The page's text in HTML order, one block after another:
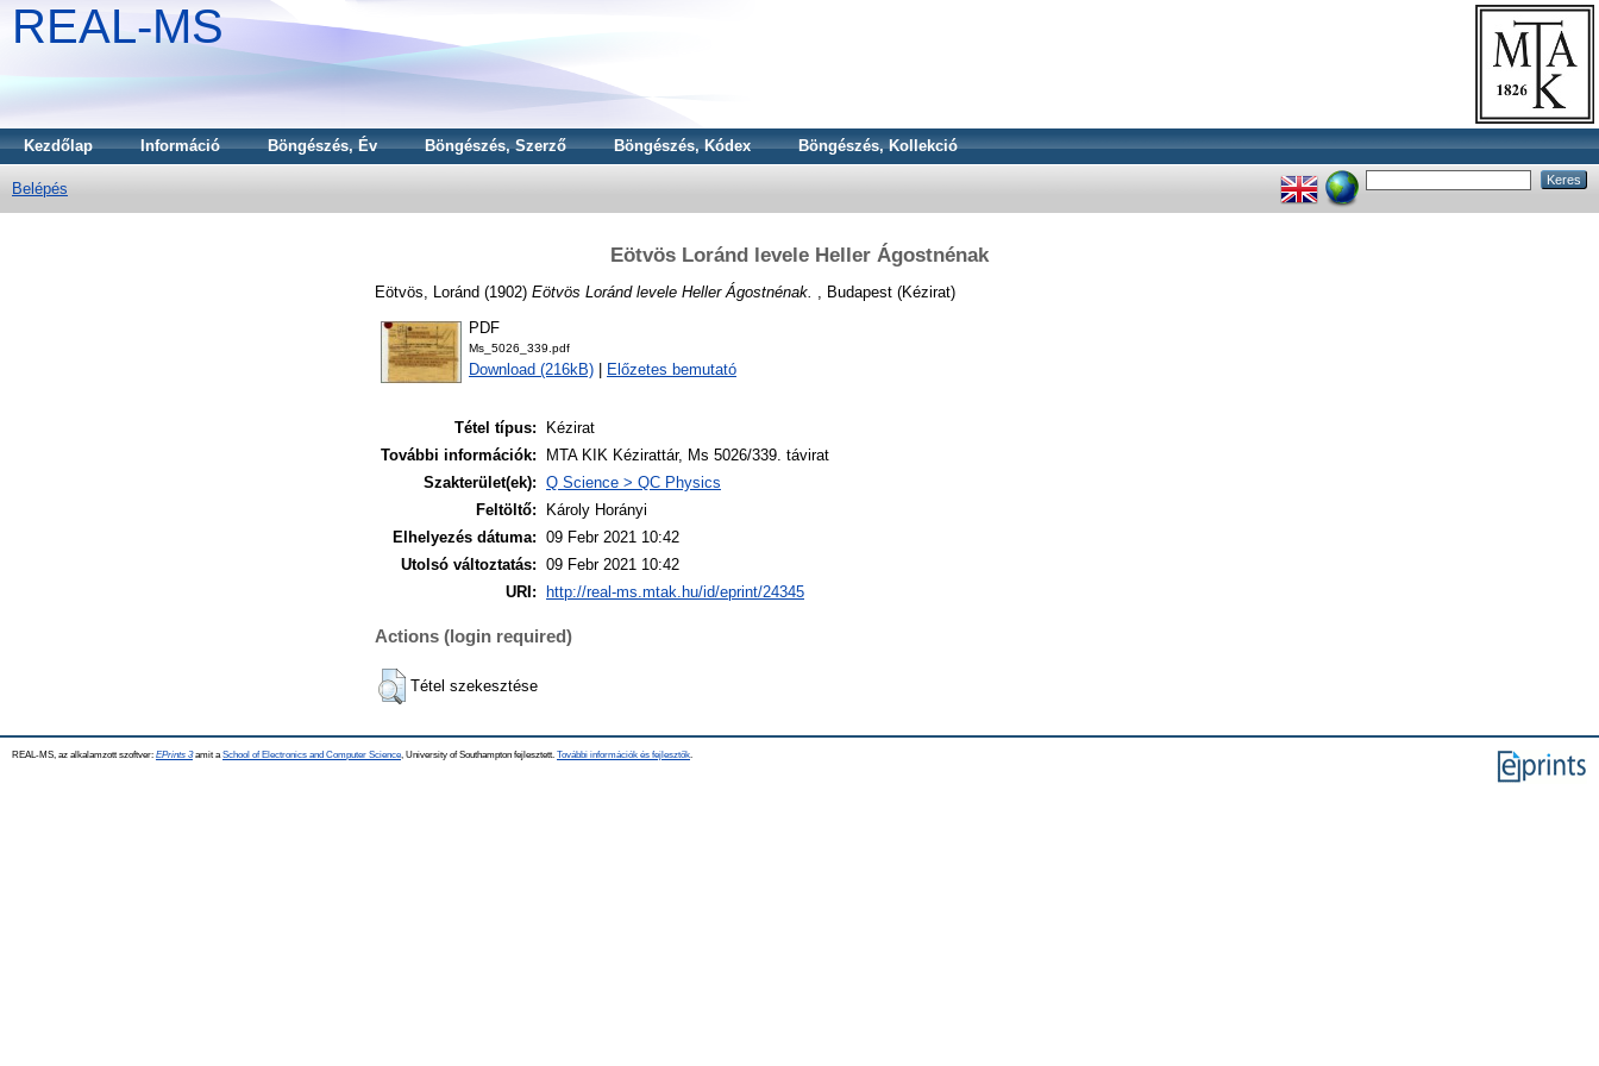
REAL-MS
Kezdőlap Információ Böngészés, Év Böngészés, Szerző Böngészés, Kódex Böngészés, Kollekció
Belépés
Eötvös Loránd levele Heller Ágostnénak
Eötvös, Loránd (1902) Eötvös Loránd levele Heller Ágostnénak. , Budapest (Kézirat)
PDF
Ms_5026_339.pdf
Download (216kB) Előzetes bemutató
Tétel típus:
Kézirat
További információk:
MTA KIK Kézirattár, Ms 5026/339. távirat
Szakterület(ek): Q Science > QC Physics
Feltöltő:
Károly Horányi
Elhelyezés dátuma: 09 Febr 2021 10:42
Utolsó változtatás: 09 Febr 2021 10:42
URI:
http://real-ms.mtak.hu/id/eprint/24345
Actions (login required)
Tétel szekesztése
REAL-MS, az alkalamzott szoftver: EPrints 3amit a School of Electronics and Computer Science , University of Southampton fejlesztett. További információk és fejlesztők